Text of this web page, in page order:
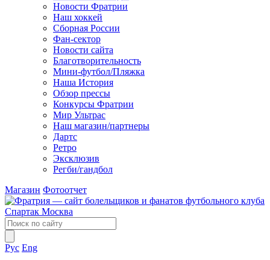
Новости Фратрии
Наш хоккей
Сборная России
Фан-cектор
Новости сайта
Благотворительность
Мини-футбол/Пляжка
Наша История
Обзор прессы
Конкурсы Фратрии
Мир Ультрас
Наш магазин/партнеры
Дартс
Ретро
Эксклюзив
Регби/гандбол
Магазин Фотоотчет
Рус Eng